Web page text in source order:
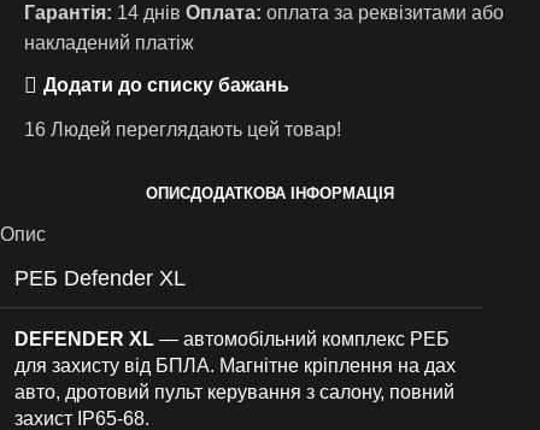
Гарантія: 14 днів Оплата: оплата за реквізитами або
накладений платіж
Додати до списку бажань
16 Людей переглядають цей товар!
ОПИСДОДАТКОВА ІНФОРМАЦІЯ
Опис
РЕБ Defender XL
DEFENDER XL — автомобільний комплекс РЕБ
для захисту від БПЛА. Магнітне кріплення на дах
авто, дротовий пульт керування з салону, повний
захист IP65-68.